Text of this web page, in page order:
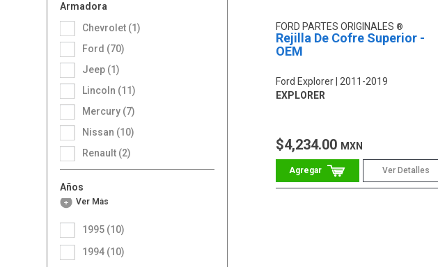
Armadora
Chevrolet (1)
Ford (70)
Jeep (1)
Lincoln (11)
Mercury (7)
Nissan (10)
Renault (2)
Años
1994 (10)
1995 (10)
Ver Más
FORD PARTES ORIGINALES
Rejilla De Cofre Superior -
OEM
Ford Explorer
2011-2019
EXPLORER
$4,234.00 MXN
Ver Detalles